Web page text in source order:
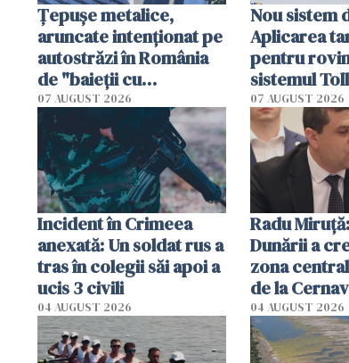
Țepușe metalice,
aruncate intenționat pe
autostrăzi în România
de "baieții cu
platforme": "Mi-au
cerut 1200 lei să mă
tracteze"
07 AUGUST 2026
Nou sistem
Aplicarea
pentru
sistemul
începe la 1
07 AUGUST 2026
Incident în Crimeea
anexată: Un soldat rus a
tras în colegii săi apoi a
ucis 3 civili
04 AUGUST 2026
Radu
Dunării a
zona
de la
cm faţă de
04 AUGUST 2026